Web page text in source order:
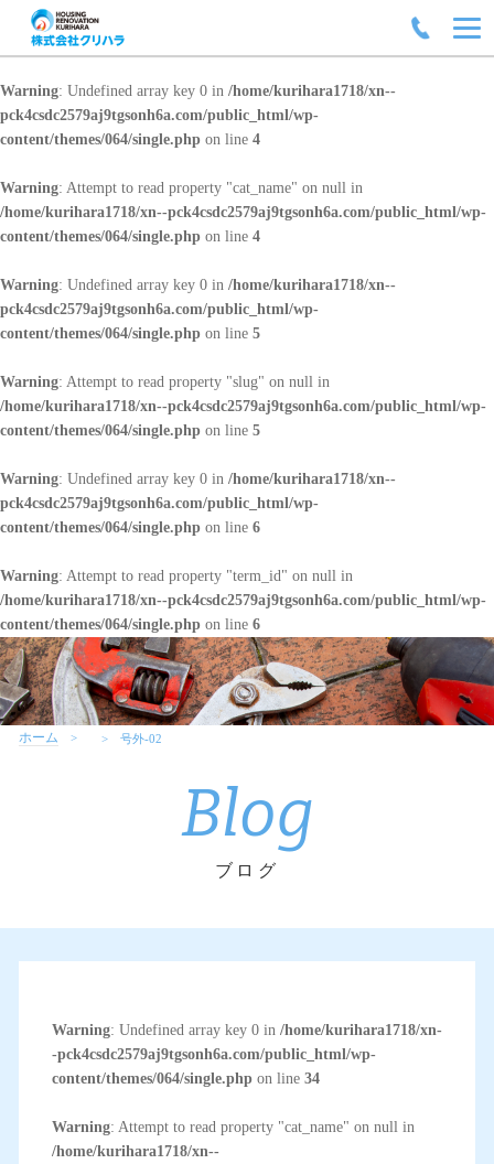
Warning: Undefined array key 0 in /home/kurihara1718/xn--
pck4csdc2579aj9tgsonh6a.com/public_html/wp-
content/themes/064/single.php on line 4
Warning: Attempt to read property "cat_name" on null in
/home/kurihara1718/xn--pck4csdc2579aj9tgsonh6a.com/public_html/wp-
content/themes/064/single.php on line 4
Warning: Undefined array key 0 in /home/kurihara1718/xn--
pck4csdc2579aj9tgsonh6a.com/public_html/wp-
content/themes/064/single.php on line 5
Warning: Attempt to read property "slug" on null in
/home/kurihara1718/xn--pck4csdc2579aj9tgsonh6a.com/public_html/wp-
content/themes/064/single.php on line 5
Warning: Undefined array key 0 in /home/kurihara1718/xn--
pck4csdc2579aj9tgsonh6a.com/public_html/wp-
content/themes/064/single.php on line 6
Warning: Attempt to read property "term_id" on null in
/home/kurihara1718/xn--pck4csdc2579aj9tgsonh6a.com/public_html/wp-
content/themes/064/single.php on line 6
ホーム 号外-02
Blog
ブログ
Warning: Undefined array key 0 in /home/kurihara1718/xn-
-pck4csdc2579aj9tgsonh6a.com/public_html/wp-
content/themes/064/single.phpon line 34
Warning: Attempt to read property "cat_name" on null in
/home/kurihara1718/xn--